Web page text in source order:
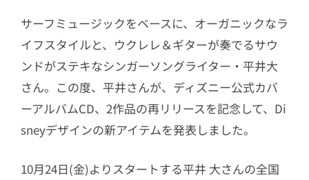
サーフミュージックをベースに、オーガニックなラ
イフスタイルと、ウクレレ＆ギターが奏でるサウ
ンドがステキなシンガーソングライター・平井大
さん。この度、平井さんが、ディズニー公式カバ
ーアルバムCD、2作品の再リリースを記念して、Di
sneyデザインの新アイテムを発表しました。
10月24日(金)よりスタートする平井 大さんの全国